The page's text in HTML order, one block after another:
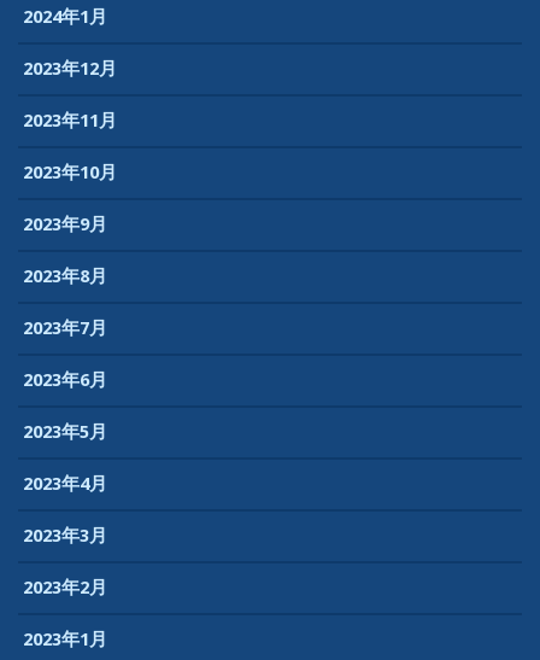
2024年1月
2023年12月
2023年11月
2023年10月
2023年9月
2023年8月
2023年7月
2023年6月
2023年5月
2023年4月
2023年3月
2023年2月
2023年1月